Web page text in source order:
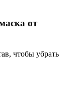
от
чтобы убрать